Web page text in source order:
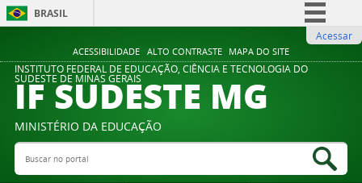
ACESSIBILIDADE ALTO CONTRASTE MAPA DO SITE
BRASIL
Comunica BR
Participe
Legislação
Acessar
INSTITUTO FEDERAL DE EDUCAÇÃO, CIÊNCIA E TECNOLOGIA DO
SUDESTE DE MINAS GERAIS
IF SUDESTE MG
MINISTÉRIO DA EDUCAÇÃO
Buscar no portal